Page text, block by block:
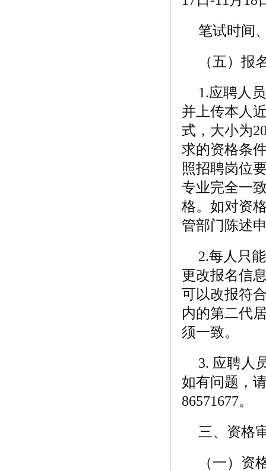
笔试时间
（五）报
1.应聘人
并上传本人
式，大小为
求的资格条
照招聘岗位
专业完全一
格。如对资
管部门陈述
2.每人只
更改报名信
可以改报符
内的第二代
须一致。
3. 应聘人
如有问题，
86571677。
三、资格
（一）资